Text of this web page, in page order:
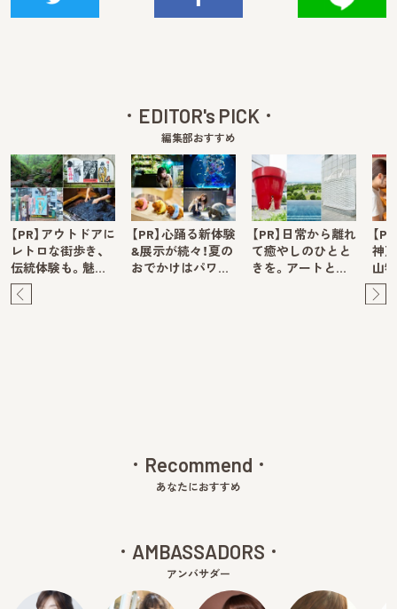
EDITOR's PICK
編集部おすすめ
【PR】アウトドアに
レトロな街歩き、
伝統体験も。魅…
【PR】心踊る新体験
&展示が続々！夏の
おでかけはパワ…
【PR】日常から離れ
て癒やしのひとと
きを。アートと…
【
神
山
Recommend
あなたにおすすめ
AMBASSADORS
アンバサダー